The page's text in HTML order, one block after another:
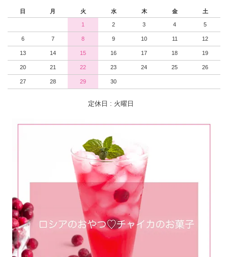
日 月 火 水 木 金 土
1 2 3 4 5
6 7 8 9 10 11 12
13 14 15 16 17 18 19
20 21 22 23 24 25 26
27 28 29 30
定休日 : 火曜日